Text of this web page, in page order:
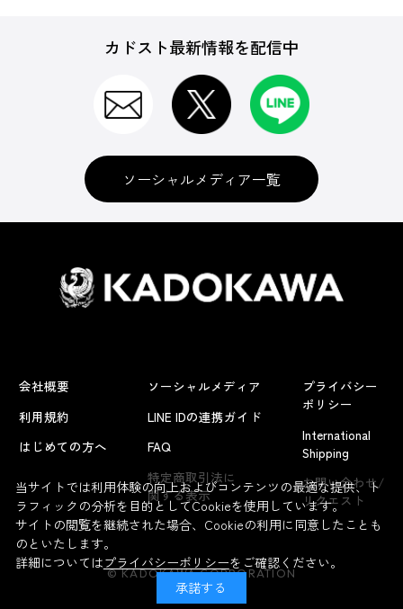
カドスト最新情報を配信中
ソーシャルメディア一覧
会社概要
利用規約
はじめての方へ
ソーシャルメディア
LINE IDの連携ガイド
FAQ
特定商取引法に
関する表示
プライバシー
ポリシー
International
Shipping
お問い合わせ/
リクエスト
© KADOKAWA CORPORATION
当サイトでは利用体験の向上およびコンテンツの最適な提供、ト
ラフィックの分析を目的としてCookieを使用しています。
サイトの閲覧を継続された場合、Cookieの利用に同意したことも
のといたします。
詳細についてはプライバシーポリシーをご確認ください。
承諾する